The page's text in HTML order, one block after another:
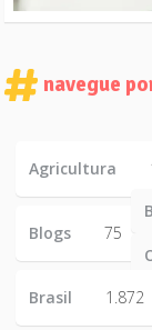
navegue
Agricultura
Blogs 75
Brasil
1.872